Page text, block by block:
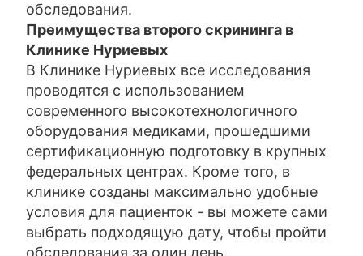
обследования.
Преимущества второго скрининга в
Клинике Нуриевых
В Клинике Нуриевых все исследования
проводятся с использованием
современного высокотехнологичного
оборудования медиками, прошедшими
сертификационную подготовку в крупных
федеральных центрах. Кроме того, в
клинике созданы максимально удобные
условия для пациенток - вы можете сами
выбрать подходящую дату, чтобы пройти
обследования за один день.